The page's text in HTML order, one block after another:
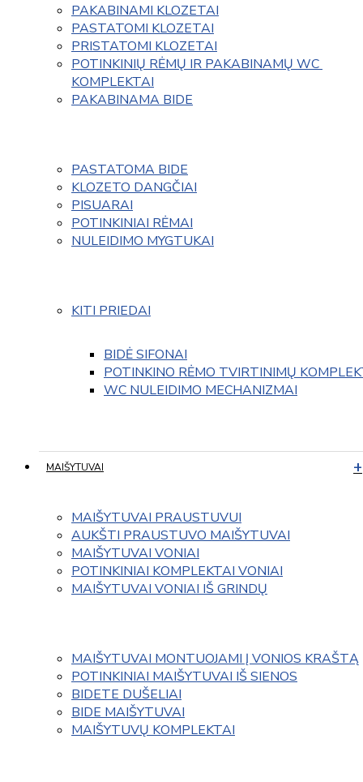
PAKABINAMI KLOZETAI
PASTATOMI KLOZETAI
PRISTATOMI KLOZETAI
POTINKINIŲ RĖMŲ IR PAKABINAMŲ WC
KOMPLEKTAI
PAKABINAMA BIDE
PASTATOMA BIDE
KLOZETO DANGČIAI
PISUARAI
POTINKINIAI RĖMAI
NULEIDIMO MYGTUKAI
KITI PRIEDAI
BIDĖ SIFONAI
POTINKINO RĖMO TVIRTINIMŲ
WC NULEIDIMO MECHANIZMAI
MAIŠYTUVAI
MAIŠYTUVAI PRAUSTUVUI
AUKŠTI PRAUSTUVO MAIŠYTUVAI
MAIŠYTUVAI VONIAI
POTINKINIAI KOMPLEKTAI VONIAI
MAIŠYTUVAI VONIAI IŠ GRINDŲ
MAIŠYTUVAI MONTUOJAMI Į VONIOS KRAŠTĄ
POTINKINIAI MAIŠYTUVAI IŠ SIENOS
BIDETE DUŠELIAI
BIDE MAIŠYTUVAI
MAIŠYTUVŲ KOMPLEKTAI